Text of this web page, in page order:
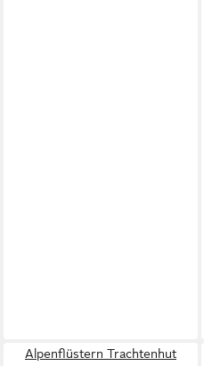
Alpenflüstern Trachtenhut